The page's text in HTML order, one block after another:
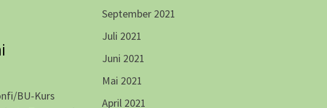
BU-Kurs
September 2021
Juli 2021
Juni 2021
Mai 2021
April 2021